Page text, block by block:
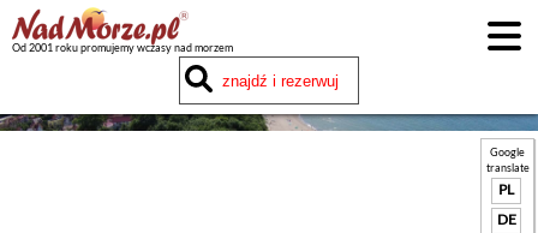
Od 2001 roku promujemy wczasy nad morzem
Google
translate
PL
DE